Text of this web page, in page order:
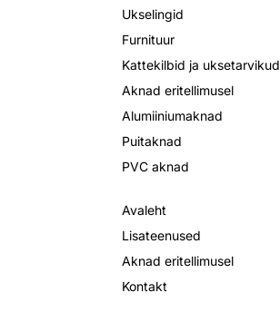
Ukselingid
Furnituur
Kattekilbid ja uksetarvikud
Aknad eritellimusel
Alumiiniumaknad
Puitaknad
PVC aknad
Avaleht
Lisateenused
Aknad eritellimusel
Kontakt